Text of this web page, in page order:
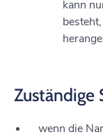
kann
Zuständige
wenn die